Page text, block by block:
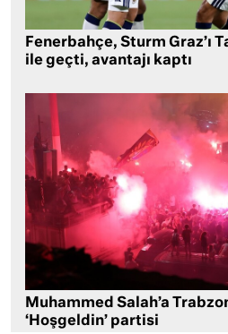
Fenerbahçe, Sturm Graz’ı
ile geçti, avantajı kaptı
Muhammed Salah’a
‘Hoşgeldin’ partisi